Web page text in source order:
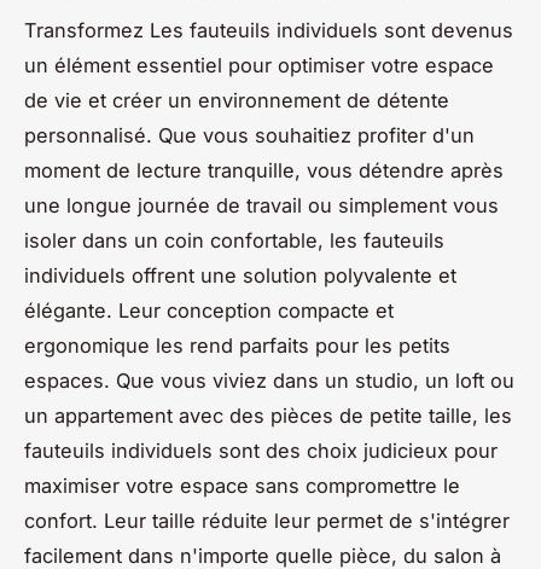
Transformez Les fauteuils individuels sont devenus
un élément essentiel pour optimiser votre espace
de vie et créer un environnement de détente
personnalisé. Que vous souhaitiez profiter d'un
moment de lecture tranquille, vous détendre après
une longue journée de travail ou simplement vous
isoler dans un coin confortable, les fauteuils
individuels offrent une solution polyvalente et
élégante. Leur conception compacte et
ergonomique les rend parfaits pour les petits
espaces. Que vous viviez dans un studio, un loft ou
un appartement avec des pièces de petite taille, les
fauteuils individuels sont des choix judicieux pour
maximiser votre espace sans compromettre le
confort. Leur taille réduite leur permet de s'intégrer
facilement dans n'importe quelle pièce, du salon à